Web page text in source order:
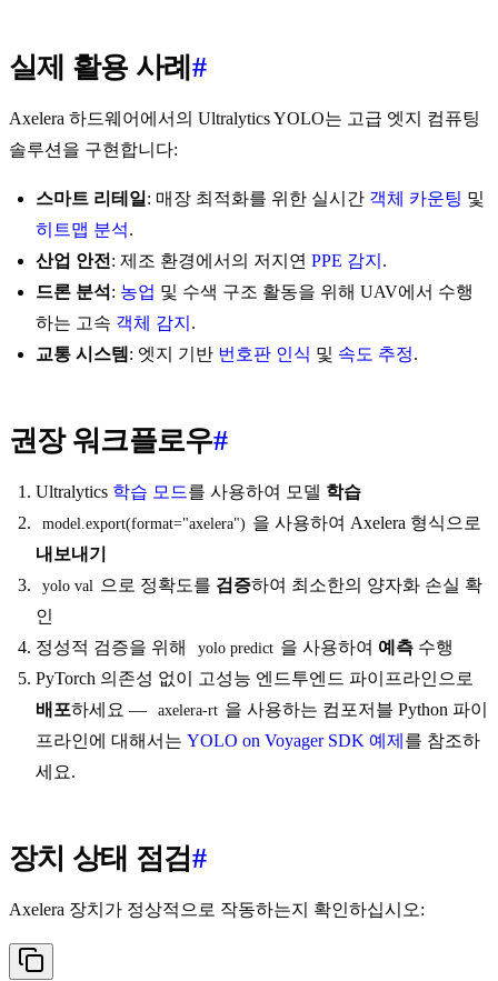
실제 활용 사례 #
Axelera 하드웨어에서의 Ultralytics YOLO는 고급 엣지 컴퓨팅
솔루션을 구현합니다:
스마트 리테일 : 매장 최적화를 위한 실시간 객체 카운팅 및
히트맵 분석.
산업 안전 : 제조 환경에서의 저지연 PPE 감지 .
드론 분석 : 농업 및 수색 구조 활동을 위해 UAV에서 수행
하는 고속 객체 감지 .
교통 시스템 : 엣지 기반 번호판 인식 및 속도 추정.
권장 워크플로우#
Ultralytics 학습 모드를 사용하여 모델 학습
model.export(format="axelera") 을 사용하여 Axelera 형식으로
내보내기
yolo val 으로 정확도를 검증하여 최소한의 양자화 손실 확
인
정성적 검증을 위해
yolo predict 을 사용하여 예측 수행
PyTorch 의존성 없이 고성능 엔드투엔드 파이프라인으로
배포하세요 — axelera-rt 을 사용하는 컴포저블 Python 파이
프라인에 대해서는 YOLO on Voyager SDK 예제 를 참조하
세요.
장치 상태 점검#
Axelera 장치가 정상적으로 작동하는지 확인하십시오: